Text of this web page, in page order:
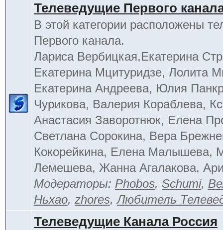
Телеведущие Первого
В этой категории расположены
Первого канала.
Лариса Вербицкая,Екатерина
Екатерина Мцитуридзе, Лолита
Екатерина Андреева, Юлия
Чурикова, Валерия Кораблева,
Анастасия Заворотнюк, Елена
Светлана Сорокина, Вера
Кокорейкина, Елена Малышева,
Лемешева, Жанна Агалакова,
Модераторы: Phobos, Schumi,
Ньхао, zhores,Любитель
Телеведущие Канала Россия